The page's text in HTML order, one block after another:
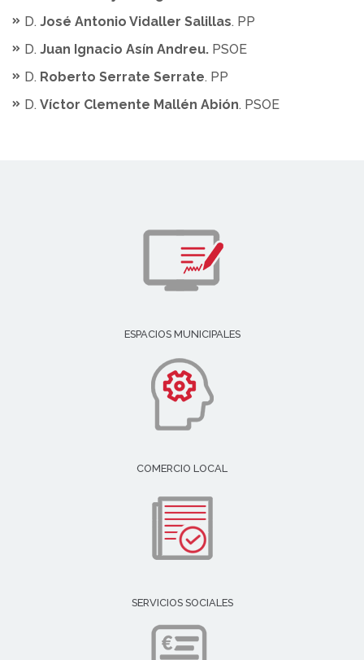
D. José Antonio Vidaller Salillas. PP
D. Juan Ignacio Asín Andreu. PSOE
D. Roberto Serrate Serrate. PP
D. Víctor Clemente Mallén Abión. PSOE
ESPACIOS MUNICIPALES
COMERCIO LOCAL
SERVICIOS SOCIALES